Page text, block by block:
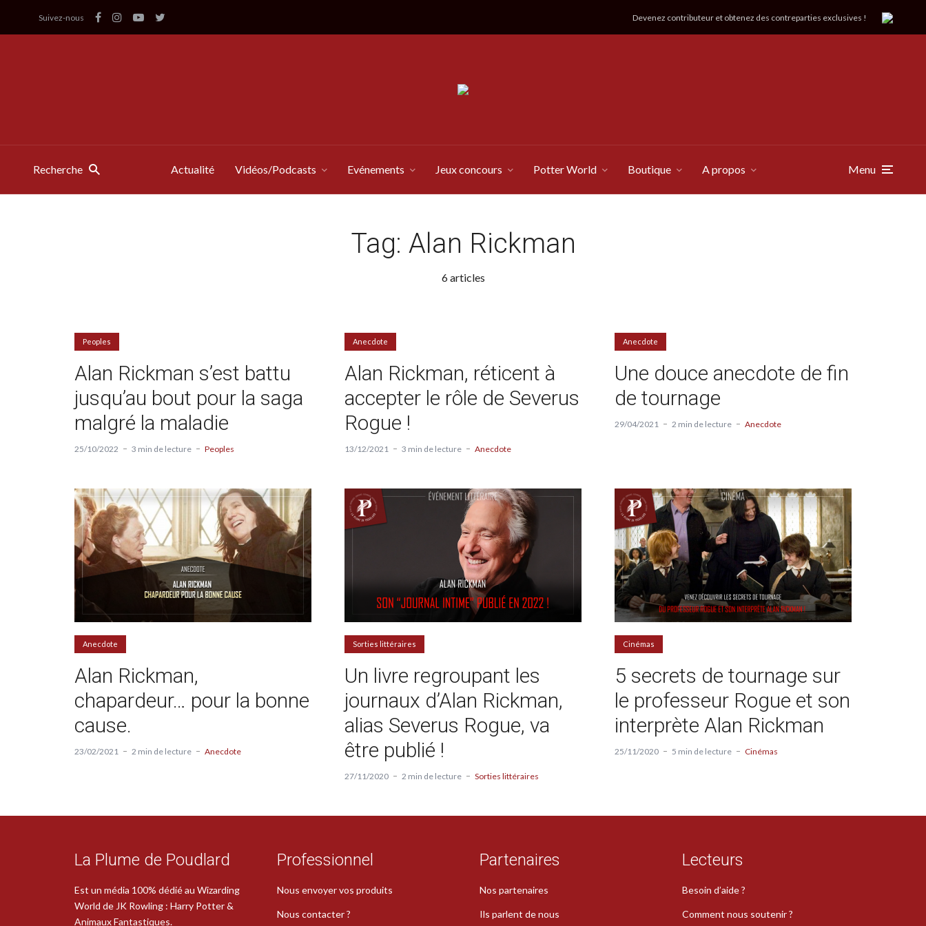
Suivez-nous Devenez contributeur et obtenez des contreparties exclusives !
Recherche Actualité Vidéos/Podcasts Evénements Jeux concours Potter World Boutique A propos Menu
Tag: Alan Rickman
6 articles
Peoples
Alan Rickman s’est battu
jusqu’au bout pour la saga
malgré la maladie
25/10/2022 3 min de lecture Peoples
Anecdote
Alan Rickman, réticent à
accepter le rôle de Severus
Rogue !
13/12/2021 3 min de lecture Anecdote
Anecdote
Une douce anecdote de fin
de tournage
29/04/2021 2 min de lecture Anecdote
Anecdote
Alan Rickman,
chapardeur… pour la bonne
cause.
23/02/2021 2 min de lecture Anecdote
Sorties littéraires
Un livre regroupant les
journaux d’Alan Rickman,
alias Severus Rogue, va
être publié !
27/11/2020 2 min de lecture Sorties littéraires
Cinémas
5 secrets de tournage sur
le professeur Rogue et son
interprète Alan Rickman
25/11/2020 5 min de lecture Cinémas
La Plume de Poudlard
Est un média 100% dédié au Wizarding
World de JK Rowling : Harry Potter &
Animaux Fantastiques.
Professionnel
Nous envoyer vos produits
Nous contacter ?
Partenaires
Nos partenaires
Ils parlent de nous
Lecteurs
Besoin d’aide ?
Comment nous soutenir ?